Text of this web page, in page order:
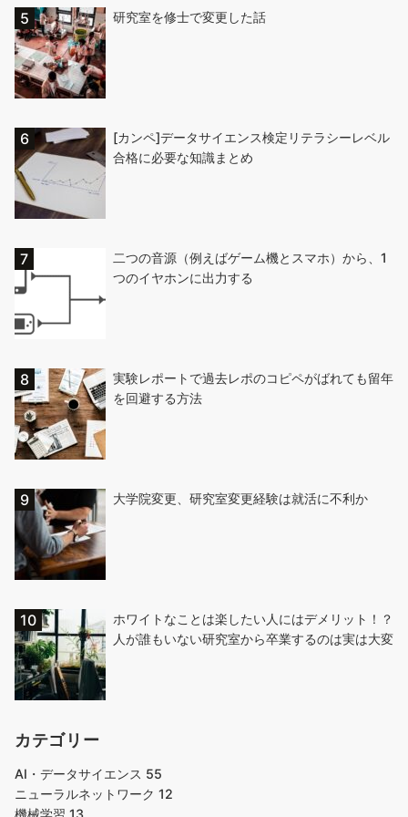
研究室を修士で変更した話
[カンペ]データサイエンス検定リテラシーレベル
合格に必要な知識まとめ
二つの音源（例えばゲーム機とスマホ）から、1
つのイヤホンに出力する
実験レポートで過去レポのコピペがばれても留年
を回避する方法
大学院変更、研究室変更経験は就活に不利か
ホワイトなことは楽したい人にはデメリット！？
人が誰もいない研究室から卒業するのは実は大変
カテゴリー
AI・データサイエンス 55
ニューラルネットワーク 12
機械学習 13